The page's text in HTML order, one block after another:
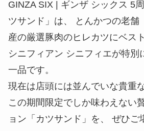
GINZA SIX | ギンザ シックス 5
ツサンド」は、 とんかつの老舗
産の厳選豚肉のヒレカツにベス
シニフィアン シニフィエが特別
一品です。
現在は店頭には並んでいな貴重
この期間限定でしか味わえない
ョン「カツサンド」を、 ぜひご